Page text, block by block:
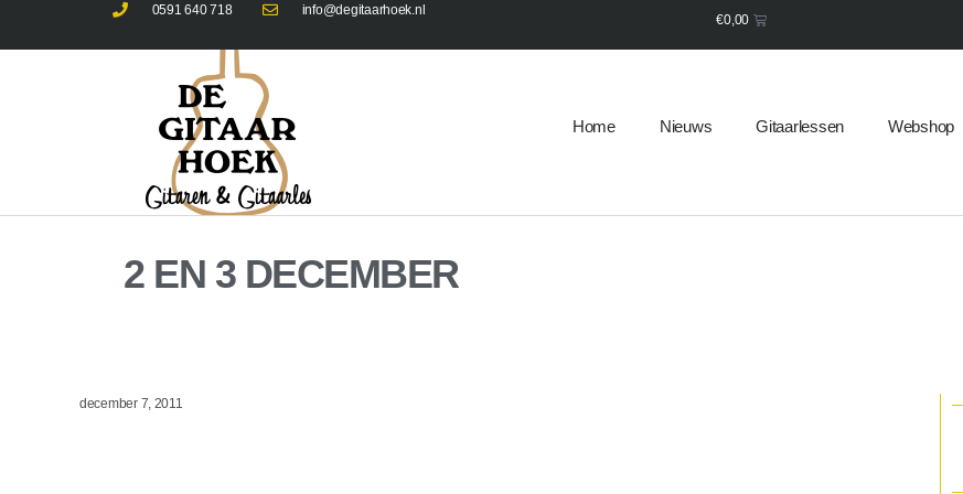
0591 640 718 info@degitaarhoek.nl
€0,00
Home Nieuws Gitaarlessen Webshop
2 EN 3 DECEMBER
december 7, 2011